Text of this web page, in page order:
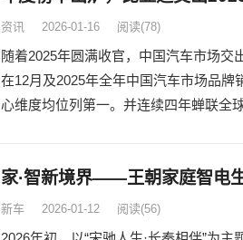
资讯 2026-01-16 阅读(78)
随着2025年圆满收官，中国汽车市场交
在12月及2025年全年中国汽车市场品
心维度均位列第一。并连续四年蝉联全
家·智新境界——王朝家庭智电
新车 2026-01-12 阅读(56)